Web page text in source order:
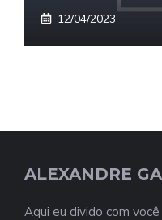
12/04/2023
ALEXANDRE
Aqui eu divido com